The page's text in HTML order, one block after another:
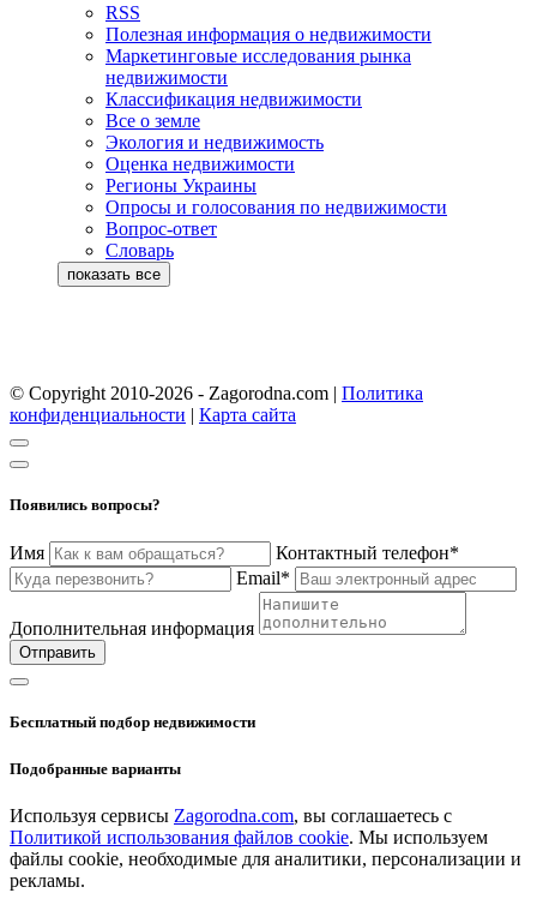
RSS
Полезная информация о недвижимости
Маркетинговые исследования рынка
недвижимости
Классификация недвижимости
Все о земле
Экология и недвижимость
Оценка недвижимости
Регионы Украины
Опросы и голосования по недвижимости
Вопрос-ответ
Словарь
© Copyright 2010-2026 - Zagorodna.com | Политика
конфиденциальности | Карта сайта
Появились вопросы?
Имя
Контактный телефон*
Email*
Дополнительная информация
Отправить
Бесплатный подбор недвижимости
Подобранные варианты
Используя сервисы Zagorodna.com, вы соглашаетесь с
Политикой использования файлов cookie. Мы используем
файлы cookie, необходимые для аналитики, персонализации и
рекламы.